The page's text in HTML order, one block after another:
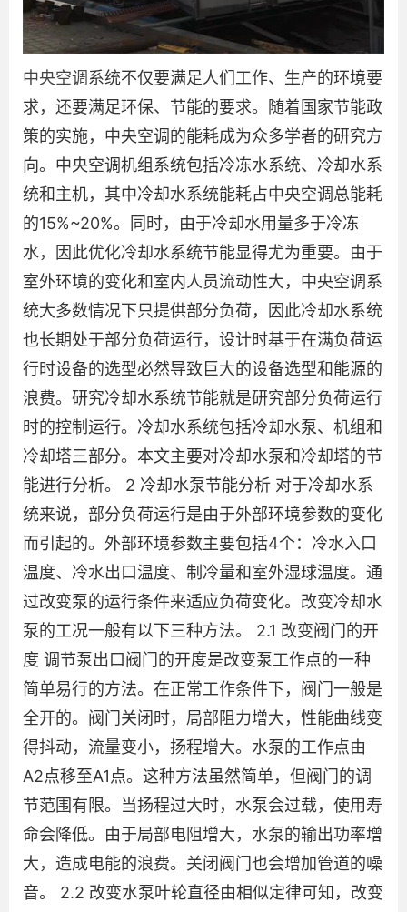
中央空调 系统不仅要满足人们工作、生产的环境要
求，还要满足环保、节能的要求。随着国家节能政
策的实施，中央空调的能耗成为众多学者的研究方
向。中央空调机组系统包括冷冻水系统、冷却水系
统和主机，其中冷却水系统能耗占中央空调总能耗
的15%~20%。同时，由于冷却水用量多于冷冻
水，因此优化冷却水系统节能显得尤为重要。由于
室外环境的变化和室内人员流动性大，中央空调系
统大多数情况下只提供部分负荷，因此冷却水系统
也长期处于部分负荷运行，设计时基于在满负荷运
行时设备的选型必然导致巨大的设备选型和能源的
浪费。研究冷却水系统节能就是研究部分负荷运行
时的控制运行。冷却水系统包括冷却水泵、机组和
冷却塔三部分。本文主要对冷却水泵和冷却塔的节
能进行分析。 2 冷却水泵节能分析 对于冷却水系
统来说，部分负荷运行是由于外部环境参数的变化
而引起的。外部环境参数主要包括4个：冷水入口
温度、冷水出口温度、制冷量和室外湿球温度。通
过改变泵的运行条件来适应负荷变化。改变冷却水
泵的工况一般有以下三种方法。 2.1 改变阀门的开
度 调节泵出口阀门的开度是改变泵工作点的一种
简单易行的方法。在正常工作条件下，阀门一般是
全开的。阀门关闭时，局部阻力增大，性能曲线变
得抖动，流量变小，扬程增大​​。水泵的工作点由
A2点移至A1点。这种方法虽然简单，但阀门的调
节范围有限。当扬程过大时，水泵会过载，使用寿
命会降低。由于局部电阻增大，水泵的输出功率增
大，造成电能的浪费。关闭阀门也会增加管道的噪
音。 2.2 改变水泵叶轮直径由相似定律可知，改变